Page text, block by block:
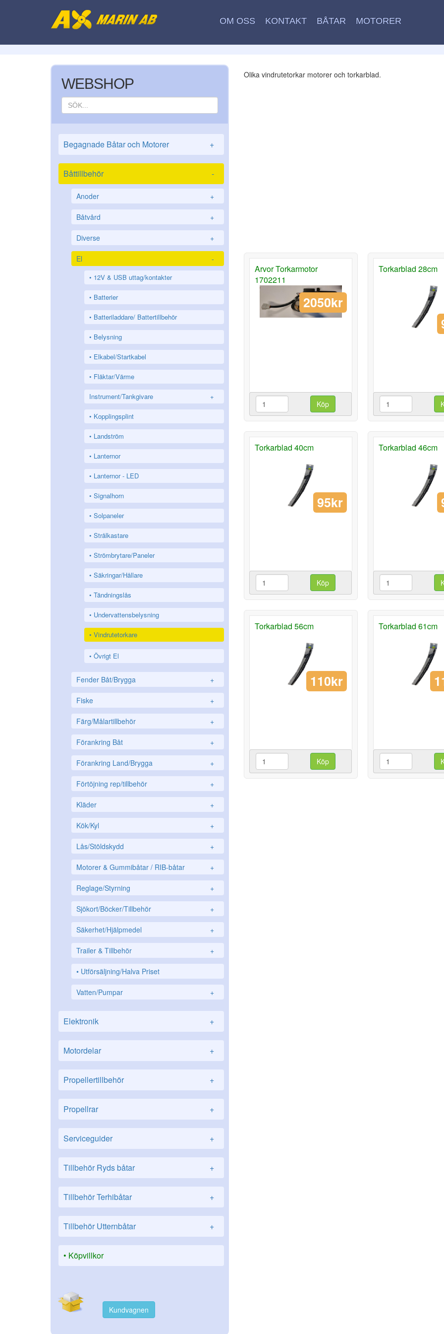
OM OSS KONTAKT BÅTAR MOTORER
WEBSHOP
Begagnade Båtar och Motorer +
Båttillbehör -
Anoder +
Båtvård +
Diverse +
El -
12V & USB uttag/kontakter
Batterier
Batteriladdare/ Battertillbehör
Belysning
Elkabel/Startkabel
Fläktar/Värme
Instrument/Tankgivare +
Kopplingsplint
Landström
Lanternor
Lanternor - LED
Signalhorn
Solpaneler
Strålkastare
Strömbrytare/Paneler
Säkringar/Hållare
Tändningslås
Undervattensbelysning
Vindrutetorkare
Övrigt El
Fender Båt/Brygga +
Fiske +
Färg/Målartillbehör +
Förankring Båt +
Förankring Land/Brygga +
Förtöjning rep/tillbehör +
Kläder +
Kök/Kyl +
Lås/Stöldskydd +
Motorer & Gummibåtar / RIB-båtar +
Reglage/Styrning +
Sjökort/Böcker/Tillbehör +
Säkerhet/Hjälpmedel +
Trailer & Tillbehör +
Utförsäljning/Halva Priset
Vatten/Pumpar +
Elektronik +
Motordelar +
Propellertillbehör +
Propellrar +
Serviceguider +
Tillbehör Ryds båtar +
Tillbehör Terhibåtar +
Tillbehör Utternbåtar +
Köpvillkor
Kundvagnen
Olika vindrutetorkar motorer och torkarblad.
Arvor Torkarmotor
1702211
2050kr
Köp
Torkarblad 28cm
Torkarblad 40cm
95kr
Köp
Torkarblad 46cm
Torkarblad 56cm
110kr
Köp
Torkarblad 61cm